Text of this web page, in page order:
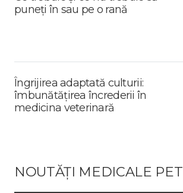
puneți în sau pe o rană
Îngrijirea adaptată culturii:
îmbunătățirea încrederii în
medicina veterinară
NOUTĂȚI MEDICALE PET